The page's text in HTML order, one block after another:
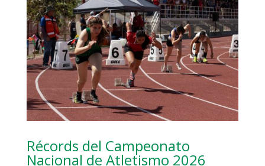
Récords del Campeonato
Nacional de Atletismo 2026